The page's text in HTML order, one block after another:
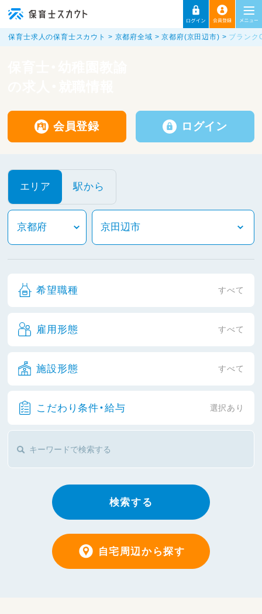
保育士求人の保育士スカウト 京都府全域 京都府(京田辺市) ブランク
会員登録 ログイン
エリア 駅から
希望職種 すべて
雇用形態 すべて
施設形態 すべて
こだわり条件・給与 選択あり
検索する
自宅周辺から探す